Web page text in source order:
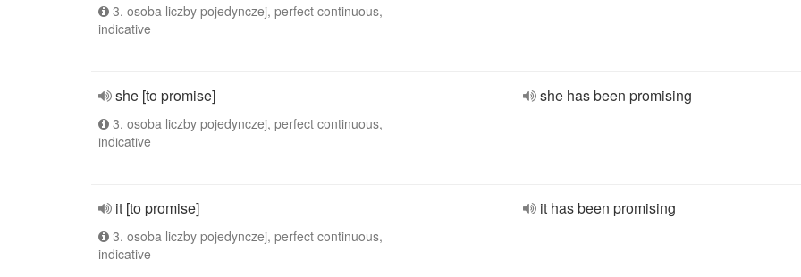
3. osoba liczby pojedynczej, perfect continuous,
indicative
she [to promise]
3. osoba liczby pojedynczej, perfect continuous,
indicative
she has been promising
it [to promise]
3. osoba liczby pojedynczej, perfect continuous,
indicative
it has been promising